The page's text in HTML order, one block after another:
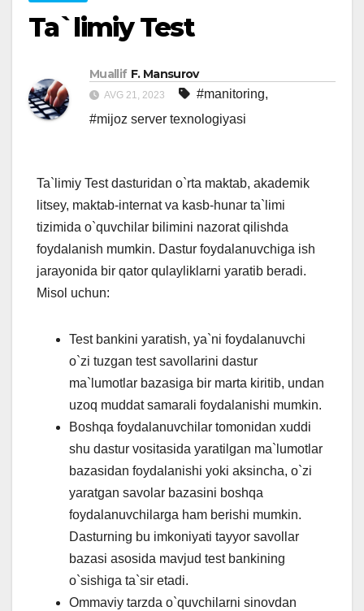
Ta`limiy Test
Muallif F. Mansurov
AVG 21, 2023 #manitoring,
#mijoz server texnologiyasi
Ta`limiy Test dasturidan o`rta maktab, akademik
litsey, maktab-internat va kasb-hunar ta`limi
tizimida o`quvchilar bilimini nazorat qilishda
foydalanish mumkin. Dastur foydalanuvchiga ish
jarayonida bir qator qulayliklarni yaratib beradi.
Misol uchun:
Test bankini yaratish, ya`ni foydalanuvchi
o`zi tuzgan test savollarini dastur
ma`lumotlar bazasiga bir marta kiritib, undan
uzoq muddat samarali foydalanishi mumkin.
Boshqa foydalanuvchilar tomonidan xuddi
shu dastur vositasida yaratilgan ma`lumotlar
bazasidan foydalanishi yoki aksincha, o`zi
yaratgan savolar bazasini boshqa
foydalanuvchilarga ham berishi mumkin.
Dasturning bu imkoniyati tayyor savollar
bazasi asosida mavjud test bankining
o`sishiga ta`sir etadi.
Ommaviy tarzda o`quvchilarni sinovdan